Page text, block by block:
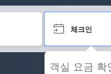
체크인
객실 요금 확